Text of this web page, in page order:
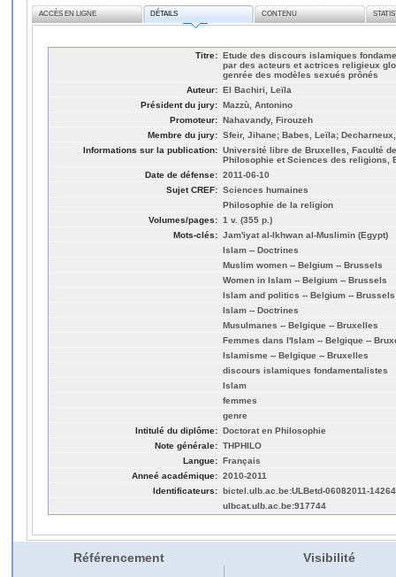
ACCÈS EN LIGNE DÉTAILS CONTENU
Titre: Etude des discours islamiques
par des acteurs et actrices religieux
genrée des modèles sexués prônés
Auteur: El Bachiri, Leïla
Président du jury: Mazzù, Antonino
Promoteur: Nahavandy, Firouzeh
Membre du jury: Sfeir, Jihane; Babes, Leïla;
Informations sur la publication: Université libre de Bruxelles, Faculté
Philosophie et Sciences des religions,
Date de défense: 2011-06-10
Sujet CREF: Sciences humaines
Philosophie de la religion
Volumes/pages: 1 v. (355 p.)
Mots-clés: Jam'iyat al-Ikhwan al-Muslimin (Egypt)
Islam -- Doctrines
Muslim women -- Belgium -- Brussels
Women in Islam -- Belgium -- Brussels
Islam and politics -- Belgium -- Brussels
Islam -- Doctrines
Musulmanes -- Belgique -- Bruxelles
Femmes dans l'Islam -- Belgique --
Islamisme -- Belgique -- Bruxelles
discours islamiques fondamentalistes
Islam
femmes
genre
Intitulé du diplôme: Doctorat en Philosophie
Note générale: THPHILO
Langue: Français
Anneé académique: 2010-2011
Identificateurs: bictel.ulb.ac.be:ULBetd-06082011-
ulbcat.ulb.ac.be:917744
Référencement Visibilité